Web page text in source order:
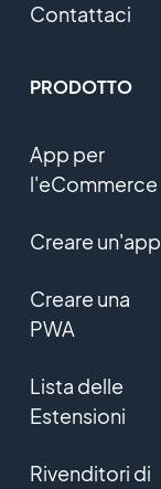
Contattaci
PRODOTTO
App per
l'eCommerce
Creare un'app
Creare una
PWA
Lista delle
Estensioni
Rivenditori di